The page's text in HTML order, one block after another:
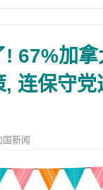
! 67%加
, 连保守党
国新闻